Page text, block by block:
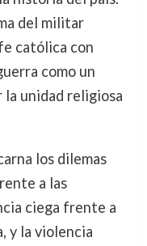
del militar
católica con
como un
unidad religiosa
los dilemas
a las
ciega frente a
y la violencia